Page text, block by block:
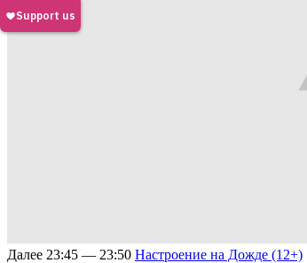
Далее 23:45 — 23:50 Настроение на Дожде (12+)